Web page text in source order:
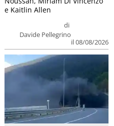
di
Davide Pellegrino
il 08/08/2026
e Kaitlin Allen